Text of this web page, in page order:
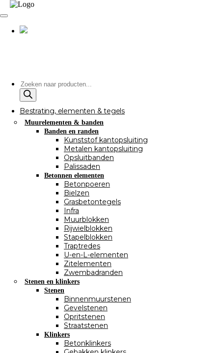
Producten
zoeken
Bestrating, elementen & tegels
Muurelementen & banden
Banden en randen
Kunststof kantopsluiting
Metalen kantopsluiting
Opsluitbanden
Palissaden
Betonnen elementen
Betonpoeren
Bielzen
Grasbetontegels
Infra
Muurblokken
Rijwielblokken
Stapelblokken
Traptredes
U-en-L-elementen
Zitelementen
Zwembadranden
Stenen en klinkers
Stenen
Binnenmuurstenen
Gevelstenen
Opritstenen
Straatstenen
Klinkers
Betonklinkers